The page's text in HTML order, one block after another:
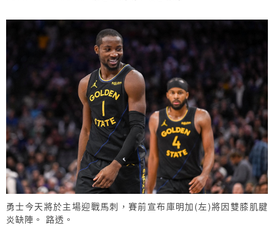
勇士今天將於主場迎戰馬刺，賽前宣布庫明加(左)將因雙膝肌腱
炎缺陣。 路透。